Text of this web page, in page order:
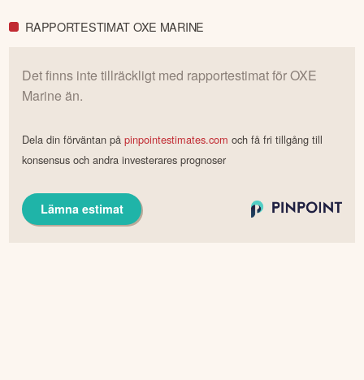
RAPPORTESTIMAT OXE MARINE
Det finns inte tillräckligt med rapportestimat förOXE
Marine än.
Dela din förväntan påpinpointestimates.com och få fri tillgång till
konsensus och andra investerares prognoser
Lämna estimat